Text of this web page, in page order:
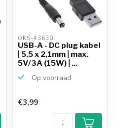
OKS-43630
USB-A - DC plug kabel
| 5,5 x 2,1mm | max.
5V/3A (15W) | ...
Op voorraad
€3,99